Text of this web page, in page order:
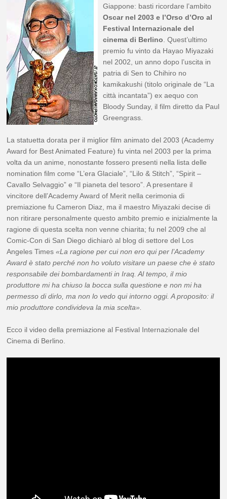
Giappone: basti ricordare l’ambito
Oscar nel 2003 e l’Orso d’Oro al
Festival Internazionale del
cinema di Berlino. Quest’ultimo
premio fu vinto da Hayao Miyazaki
nel 2002, un anno dopo l’uscita in
patria di Sen to Chihiro no
kamikakushi (titolo originale de “La
città incantata”) ex aequo con
Bloody Sunday, il film diretto da Paul
Greengrass.
La statuetta dorata per il miglior film animato del 2003 (Academy
Award for Best Animated Feature) fu vinta nel 2003 per la prima
volta da un anime, nonostante fossero presenti nella lista delle
nomination film come “L’era Glaciale”, “Lilo & Stitch”, “Spirit –
Cavallo Selvaggio” e “Il pianeta del tesoro”. A presentare il
vincitore dell’Academy Award of Merit nella cerimonia di
premiazione fu Cameron Diaz, ma il maestro Miyazaki decise di
non ritirare personalmente questo ambito premio e inizialmente la
ragione di questa scelta non venne chiarita; fu nel 2009 che al
Comic-Con di San Diego dichiarò al blog di settore del Los
Angeles Times«La ragione per cui non ero qui per l’Academy
Award è stato perché non ho voluto visitare un paese che è stato
responsabile dei bombardamenti in Iraq. Al tempo, il mio
produttore mi ha chiuso la bocca sulla questione e non mi ha
permesso di dirlo, ma non lo vedo qui intorno oggi. A proposito: il
mio produttore condivideva la mia scelta».
Ecco il video della premiazione al Festival Internazionale del
Cinema di Berlino.